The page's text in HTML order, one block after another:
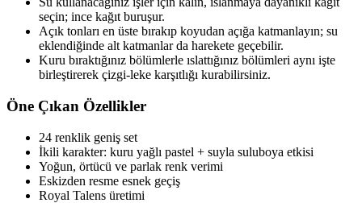
seçin; ince kağıt buruşur.
Açık tonları en üste bırakıp koyudan açığa katmanlayın; su
eklendiğinde alt katmanlar da harekete geçebilir.
Kuru bıraktığınız bölümlerle ıslattığınız bölümleri aynı işte
birleştirerek çizgi-leke karşıtlığı kurabilirsiniz.
Öne Çıkan Özellikler
24 renklik geniş set
İkili karakter: kuru yağlı pastel + suyla suluboya etkisi
Yoğun, örtücü ve parlak renk verimi
Eskizden resme esnek geçiş
Royal Talens üretimi